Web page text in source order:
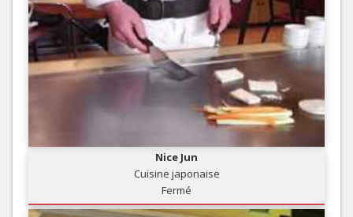
Nice Jun
Cuisine japonaise
Fermé